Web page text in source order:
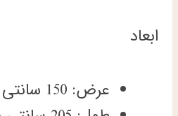
ابعاد
عرض: 150 سانتی متر